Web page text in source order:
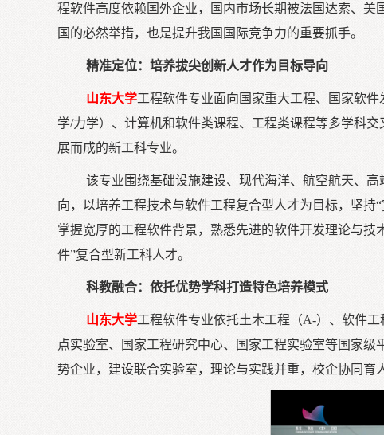
程软件高度依赖国外企业，国内市场长期被法国达索、
国的必然举措，也是提升我国国际竞争力的重要抓手。
精准定位：培养拔尖创新人才作为目标导向
山东大学工程软件专业面向国家重大工程、国家软
学/力学）、计算机和软件类课程、工程类课程等多学科
展而成的新工科专业。
该专业围绕基础设施建设、现代海洋、航空航天、
向，以培养工程技术与软件工程复合型人才为目标，坚持
掌握宽厚的工程软件背景，熟悉先进的软件开发理论与
件”复合型新工科人才。
科教融合：依托优势学科打造特色培养模式
山东大学工程软件专业依托土木工程（A-）、软件
点实验室、国家工程研究中心、国家工程实验室等国家
势企业，建设联合实验室，理论与实践并重，校企协同育